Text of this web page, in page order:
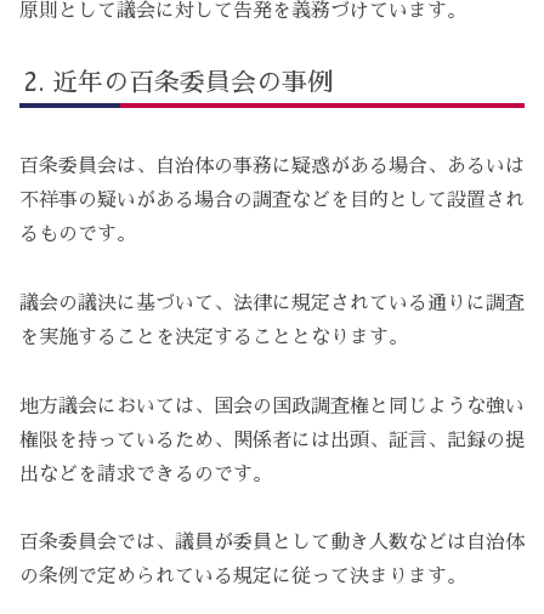
原則として議会に対して告発を義務づけています。
近年の百条委員会の事例
百条委員会は、自治体の事務に疑惑がある場合、あるいは
不祥事の疑いがある場合の調査などを目的として設置され
るものです。
議会の議決に基づいて、法律に規定されている通りに調査
を実施することを決定することとなります。
地方議会においては、国会の国政調査権と同じような強い
権限を持っているため、関係者には出頭、証言、記録の提
出などを請求できるのです。
百条委員会では、議員が委員として動き人数などは自治体
の条例で定められている規定に従って決まります。